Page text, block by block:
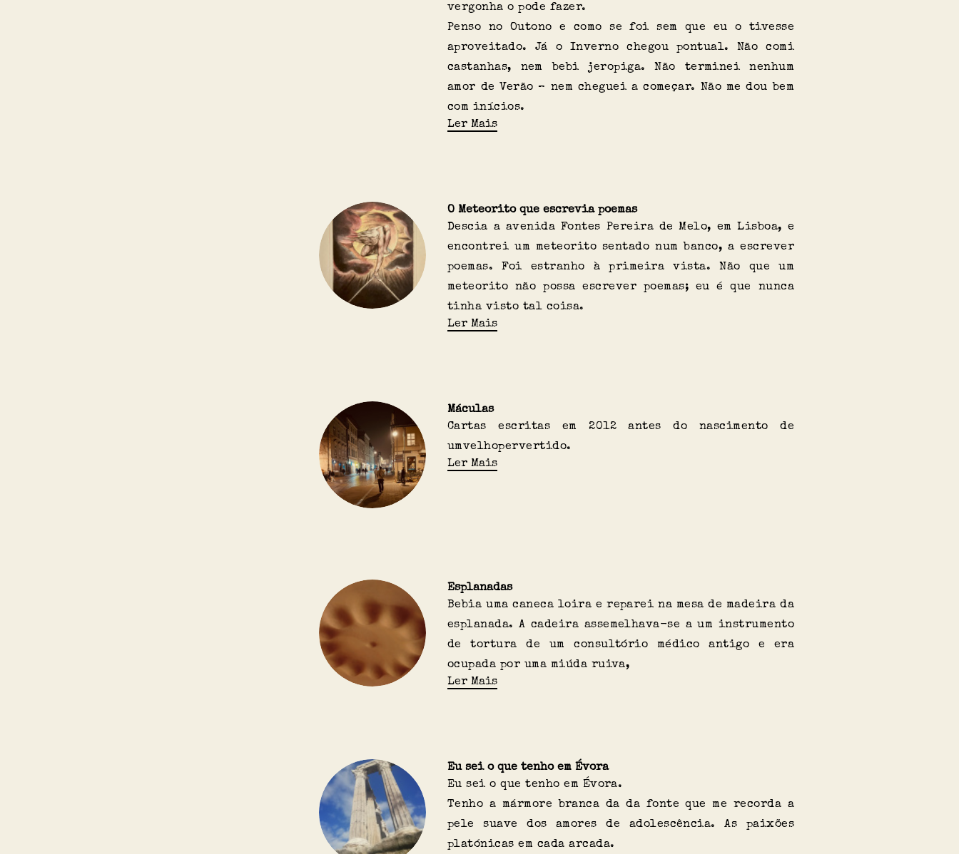
vergonha o pode fazer.
Penso no Outono e como se foi sem que eu o tivesse
aproveitado. Já o Inverno chegou pontual. Não comi
castanhas, nem bebi jeropiga. Não terminei nenhum
amor de Verão – nem cheguei a começar. Não me dou bem
com inícios.
Ler Mais
O Meteorito que escrevia poemas
Descia a avenida Fontes Pereira de Melo, em Lisboa, e
encontrei um meteorito sentado num banco, a escrever
poemas. Foi estranho à primeira vista. Não que um
meteorito não possa escrever poemas; eu é que nunca
tinha visto tal coisa.
Ler Mais
Máculas
Cartas escritas em 2012 antes do nascimento de
umvelhopervertido.
Ler Mais
Esplanadas
Bebia uma caneca loira e reparei na mesa de madeira da
esplanada. A cadeira assemelhava-se a um instrumento
de tortura de um consultório médico antigo e era
ocupada por uma miúda ruiva,
Ler Mais
Eu sei o que tenho em Évora
Eu sei o que tenho em Évora.
Tenho a mármore branca da da fonte que me recorda a
pele suave dos amores de adolescência. As paixões
platónicas em cada arcada.